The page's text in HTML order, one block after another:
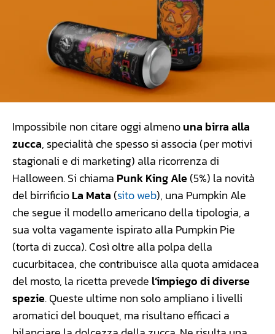
Impossibile non citare oggi almenouna birra alla
zucca, specialità che spesso si associa (per motivi
stagionali e di marketing) alla ricorrenza di
Halloween. Si chiama Punk King Ale(5%) la novità
del birrificioLa Mata (sito web), una Pumpkin Ale
che segue il modello americano della tipologia, a
sua volta vagamente ispirato alla Pumpkin Pie
(torta di zucca). Così oltre alla polpa della
cucurbitacea, che contribuisce alla quota amidacea
del mosto, la ricetta prevede l’impiego di diverse
spezie. Queste ultime non solo ampliano i livelli
aromatici del bouquet, ma risultano efficaci a